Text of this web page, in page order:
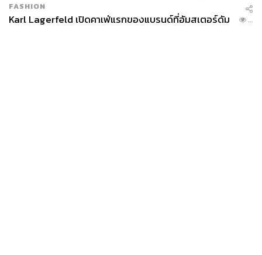
FASHION
Karl Lagerfeld เปิดคาเฟ่แรกของแบรนด์ที่อัมสเตอร์ดัม ...